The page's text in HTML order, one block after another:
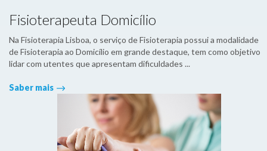
Fisioterapeuta Domicílio
Na Fisioterapia Lisboa, o serviço de Fisioterapia possui a modalidade
de Fisioterapia ao Domicílio em grande destaque, tem como objetivo
lidar com utentes que apresentam dificuldades ...
Saber mais